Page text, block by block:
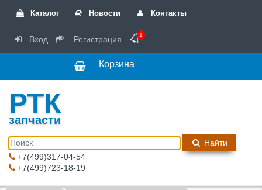
Каталог Новости Контакты
Вход Регистрация 1
Корзина
РТК
запчасти
Найти
+7(499)317-04-54
+7(499)723-18-19